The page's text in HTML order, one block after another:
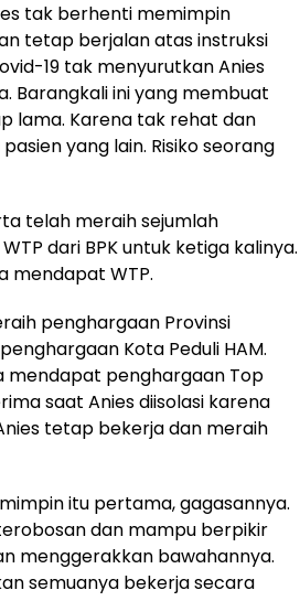
tak berhenti memimpin
tetap berjalan atas instruksi
19 tak menyurutkan Anies
Barangkali ini yang membuat
lama. Karena tak rehat dan
yang lain. Risiko seorang
telah meraih sejumlah
dari BPK untuk ketiga kalinya.
WTP.
penghargaan Provinsi
Kota Peduli HAM.
mendapat penghargaan Top
saat Anies diisolasi karena
tetap bekerja dan meraih
itu pertama, gagasannya.
dan mampu berpikir
menggerakkan bawahannya.
semuanya bekerja secara